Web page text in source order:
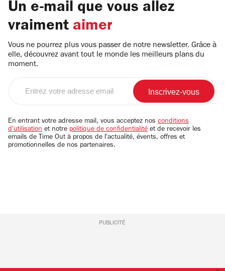
Un e-mail que vous allez
vraiment aimer
Vous ne pourrez plus vous passer de notre newsletter. Grâce à
elle, découvrez avant tout le monde les meilleurs plans du
moment.
email
En entrant votre adresse mail, vous acceptez nos conditions
d'utilisation et notre politique de confidentialité et de recevoir les
emails de Time Out à propos de l'actualité, évents, offres et
promotionnelles de nos partenaires.
PUBLICITÉ